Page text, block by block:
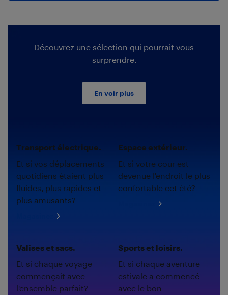
Découvrez une sélection qui pourrait vous
surprendre.
En voir plus
Transport électrique.
Et si vos déplacements
quotidiens étaient plus
fluides, plus rapides et
plus amusants?
Espace extérieur.
Et si votre cour est
devenue l'endroit le plus
confortable cet été?
Valises et sacs.
Et si chaque voyage
commençait avec
l'ensemble parfait?
Sports et loisirs.
Et si chaque aventure
estivale a commencé
avec le bon